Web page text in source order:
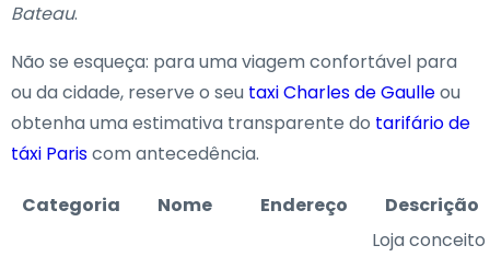
Bateau.
Não se esqueça: para uma viagem confortável para
ou da cidade, reserve o seu taxi Charles de Gaulleou
obtenha uma estimativa transparente do tarifário de
táxi Pariscom antecedência.
Categoria Nome Endereço Descrição
Loja conceito